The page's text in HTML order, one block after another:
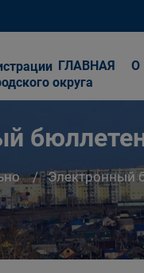
округа
ГЛАВНАЯ О
Электронный